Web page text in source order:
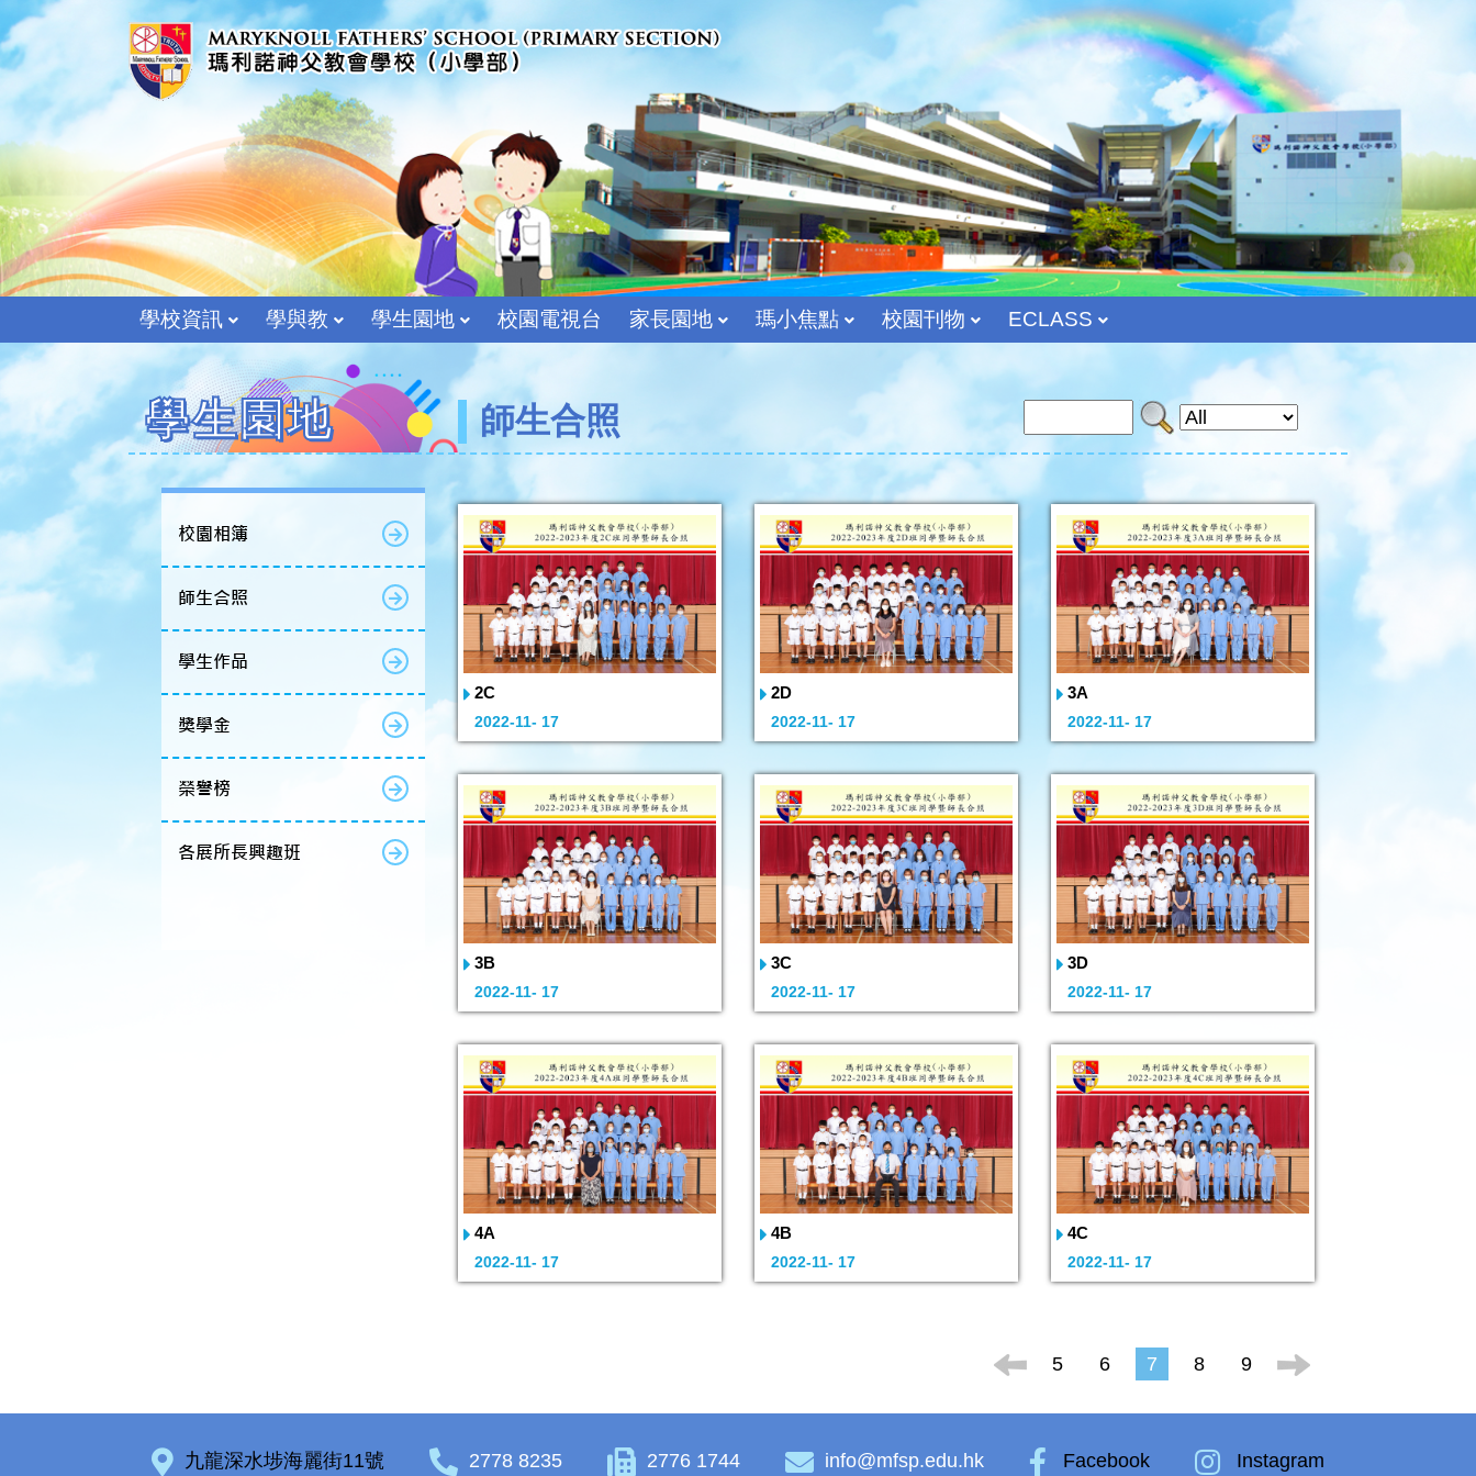
學校資訊 學與教 學生園地 校園電視台 家長園地 瑪小焦點 校園刊物 ECLASS
學生園地
校園相簿
師生合照
學生作品
獎學金
榮譽榜
各展所長興趣班
師生合照
2C
2022-11- 17
2D
2022-11- 17
3A
2022-11- 17
3B
2022-11- 17
3C
2022-11- 17
3D
2022-11- 17
4A
2022-11- 17
4B
2022-11- 17
4C
2022-11- 17
5 6 7 8 9
九龍深水埗海麗街11號 2778 8235 2776 1744 info@mfsp.edu.hk Facebook Instagram